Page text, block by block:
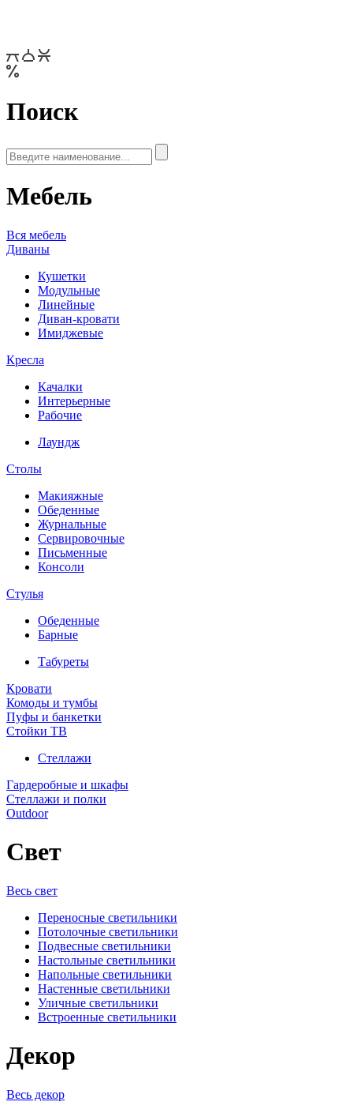
Поиск
Мебель
Вся мебель
Диваны
Кушетки
Модульные
Линейные
Диван-кровати
Имиджевые
Кресла
Качалки
Интерьерные
Рабочие
Лаундж
Столы
Макияжные
Обеденные
Журнальные
Сервировочные
Письменные
Консоли
Стулья
Обеденные
Барные
Табуреты
Кровати
Комоды и тумбы
Пуфы и банкетки
Стойки ТВ
Стеллажи
Гардеробные и шкафы
Стеллажи и полки
Outdoor
Свет
Весь свет
Переносные светильники
Потолочные светильники
Подвесные светильники
Настольные светильники
Напольные светильники
Настенные светильники
Уличные светильники
Встроенные светильники
Декор
Весь декор